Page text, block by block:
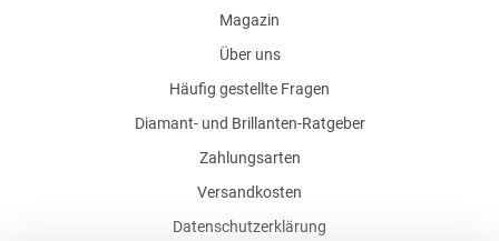
Magazin
Über uns
Häufig gestellte Fragen
Diamant- und Brillanten-Ratgeber
Zahlungsarten
Versandkosten
Datenschutzerklärung